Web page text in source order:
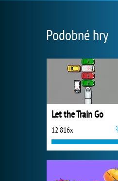
Podobné hry
Let the Train Go
12 816x